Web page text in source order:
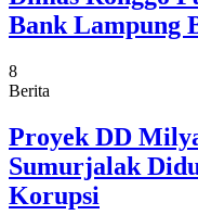
Bank Lampung
8
Berita
Proyek DD
Sumurjalak
Korupsi